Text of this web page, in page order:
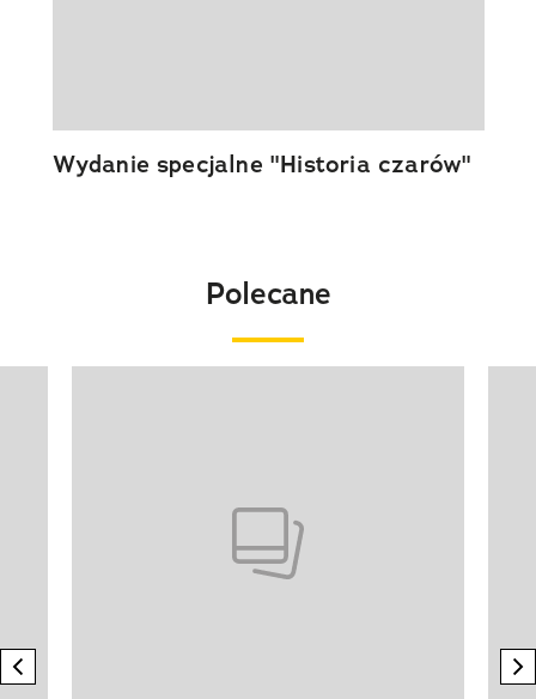
Wydanie specjalne "Historia czarów"
Polecane
previous element